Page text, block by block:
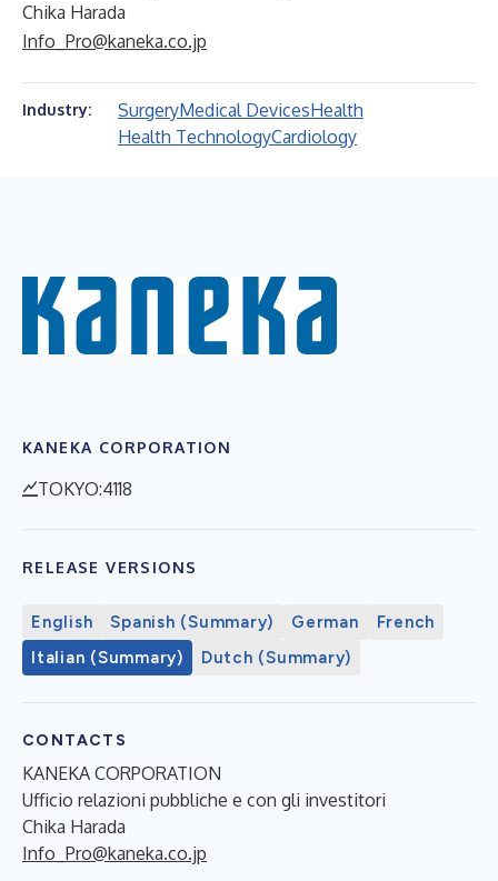
Chika Harada
Info_Pro@kaneka.co.jp
Industry: SurgeryMedical DevicesHealth
Health TechnologyCardiology
KANEKA CORPORATION
TOKYO:4118
RELEASE VERSIONS
English Spanish (Summary) German
French
Italian (Summary)
Dutch (Summary)
CONTACTS
KANEKA CORPORATION
Ufficio relazioni pubbliche e con gli investitori
Chika Harada
Info_Pro@kaneka.co.jp